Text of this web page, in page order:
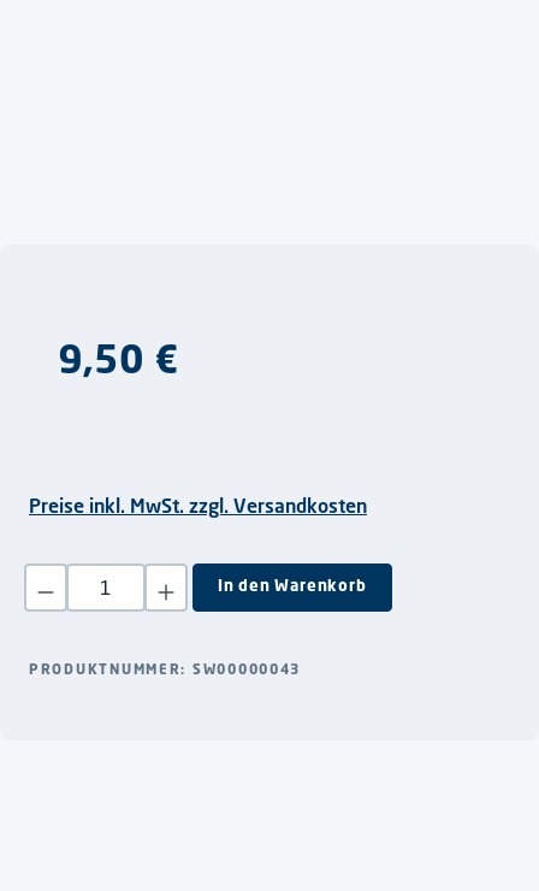
Regulärer Preis:
9,50 €
Preise inkl. MwSt. zzgl. Versandkosten
Produkt Anzahl: Gib den gewünschten Wert ein oder benutze
In den Warenkorb
PRODUKTNUMMER: SW00000043